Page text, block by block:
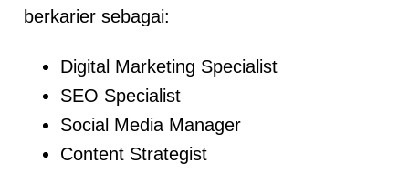
berkarier sebagai:
Digital Marketing Specialist
SEO Specialist
Social Media Manager
Content Strategist